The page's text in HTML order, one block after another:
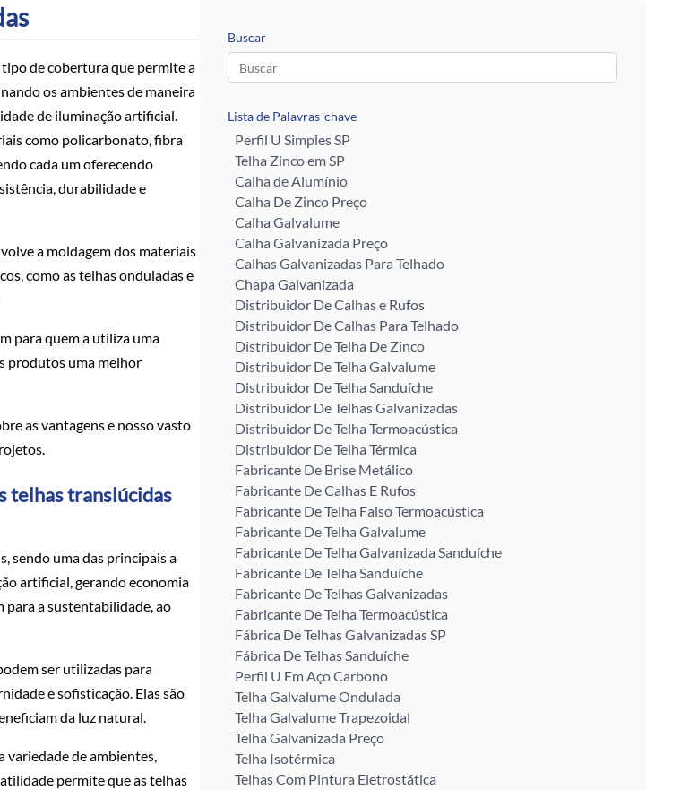
tipo de cobertura que permite a
os ambientes de maneira
de iluminação artificial.
como policarbonato, fibra
cada um oferecendo
durabilidade e
a moldagem dos materiais
como as telhas onduladas e
para quem a utiliza uma
produtos uma melhor
as vantagens e nosso vasto
telhas translúcidas
sendo uma das principais a
artificial, gerando economia
para a sustentabilidade, ao
ser utilizadas para
e sofisticação. Elas são
da luz natural.
variedade de ambientes,
permite que as telhas
Buscar
Lista de Palavras-chave
Perfil U Simples SP
Telha Zinco em SP
Calha de Alumínio
Calha De Zinco Preço
Calha Galvalume
Calha Galvanizada Preço
Calhas Galvanizadas Para Telhado
Chapa Galvanizada
Distribuidor De Calhas e Rufos
Distribuidor De Calhas Para Telhado
Distribuidor De Telha De Zinco
Distribuidor De Telha Galvalume
Distribuidor De Telha Sanduíche
Distribuidor De Telhas Galvanizadas
Distribuidor De Telha Termoacústica
Distribuidor De Telha Térmica
Fabricante De Brise Metálico
Fabricante De Calhas E Rufos
Fabricante De Telha Falso Termoacústica
Fabricante De Telha Galvalume
Fabricante De Telha Galvanizada Sanduíche
Fabricante De Telha Sanduíche
Fabricante De Telhas Galvanizadas
Fabricante De Telha Termoacústica
Fábrica De Telhas Galvanizadas SP
Fábrica De Telhas Sanduíche
Perfil U Em Aço Carbono
Telha Galvalume Ondulada
Telha Galvalume Trapezoidal
Telha Galvanizada Preço
Telha Isotérmica
Telhas Com Pintura Eletrostática